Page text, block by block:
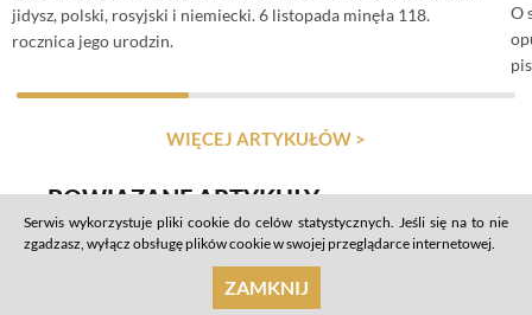
jidysz, polski, rosyjski i niemiecki. 6 listopada minęła 118.
rocznica jego urodzin.
O
WIĘCEJ ARTYKUŁÓW >
POWIĄZANE ARTYKUŁY
22 czerwca 1941. Losy Żydów
na Kresach po wybuchu wojny
niemiecko-radzieckiej
Serwis wykorzystuje pliki cookie do celów statystycznych. Jeśli się na to nie
zgadzasz, wyłącz obsługę plików cookie w swojej przeglądarce internetowej.
ZAMKNIJ